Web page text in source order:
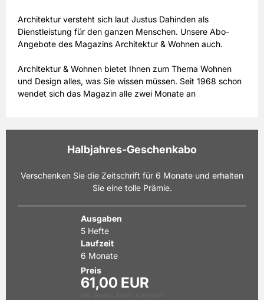
Architektur versteht sich laut Justus Dahinden als
Dienstleistung für den ganzen Menschen. Unsere Abo-
Angebote des Magazins Architektur & Wohnen auch.
Architektur & Wohnen bietet Ihnen zum Thema Wohnen
und Design alles, was Sie wissen müssen. Seit 1968 schon
wendet sich das Magazin alle zwei Monate an
aktuellen Richtungen moderner Architektur informiert sein
möchten, empfiehlt sich ein Architektur &Wohnen
Abonnement. Entscheiden Sie sich für ein Jahresabo des
Erscheinungstermin frei Haus. Oder möchten Sie sich
zunächst nur ein Bild von der Zeitschrift machen? Kein
Problem: Sie haben auch die Möglichkeit, ein
Halbjahresabo zu wählen. Mit dem Architektur & Wohnen
Abo erhalten Sie regelmäßig eindrucksvolle Bilder von
stilvoll eingerichteten Häusern und Wohnungen aus aller
Welt. Berichte über Gärten und Parks sowie Porträts von
berühmten Designern und Architekten sind weitere
regelmäßige Themen der schon mehrfach mit Preisen
ausgezeichneten Zeitschrift.
Halbjahres-Geschenkabo
Verschenken Sie die Zeitschrift für 6 Monate und erhalten
Sie eine tolle Prämie.
Ausgaben
5 Hefte
Laufzeit
6 Monate
Preis
61,00 EUR